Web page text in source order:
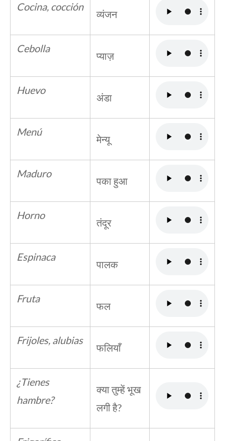
Cocina, cocción
व्यंजन
Cebolla
प्याज़
Huevo
अंडा
Menú
मेन्यू
Maduro
पका हुआ
Horno
तंदूर
Espinaca
पालक
Fruta
फल
Frijoles, alubias
फलियाँ
¿Tienes
hambre?
क्या तुम्हें भूख
लगी है?